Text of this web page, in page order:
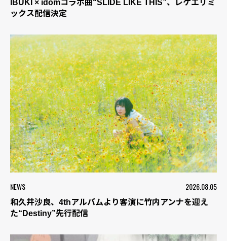
IBUKI × idomコラボ曲“SLIDE LIKE THIS”、レゲエリミ
ックス配信決定
NEWS 2026.08.05
和久井沙良、4thアルバムより客演に竹内アンナを迎え
た“Destiny”先行配信